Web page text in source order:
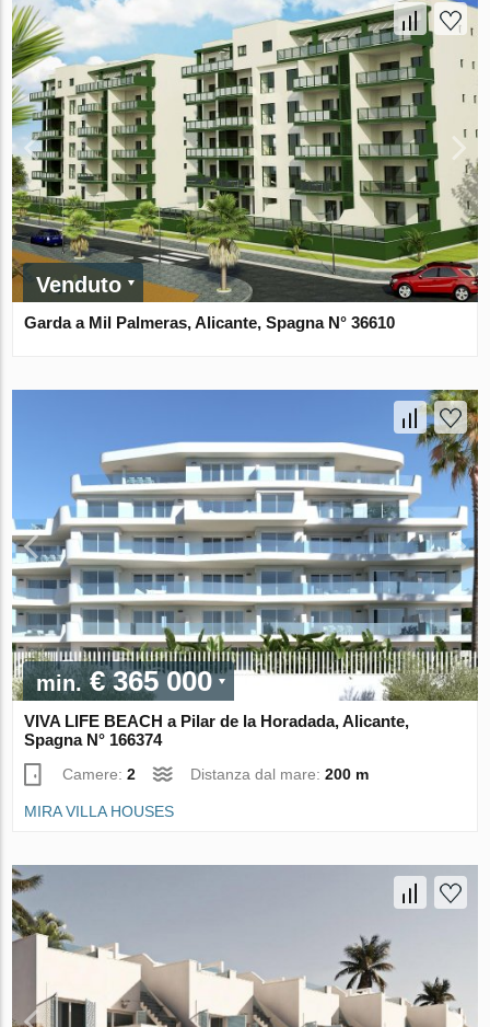
Venduto
Garda a Mil Palmeras, Alicante, Spagna N° 36610
min.€ 365 000
VIVA LIFE BEACH a Pilar de la Horadada, Alicante,
Spagna N° 166374
Camere:2 Distanza dal mare:200 m
MIRA VILLA HOUSES